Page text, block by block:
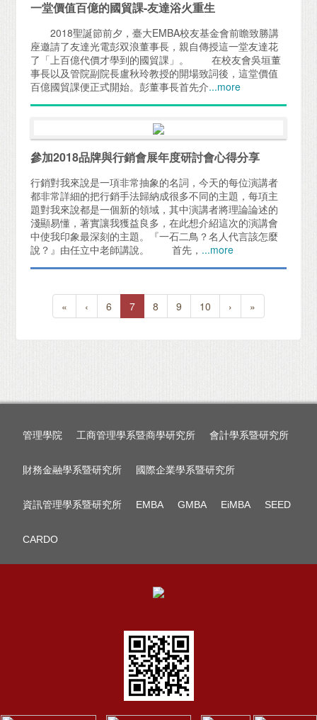
一堂價值百億的國貿課-友達浴火重生
2018聖誕節前夕，臺大EMBA校友基金會前瞻致勝講
座邀請了友達光電彭双浪董事長，親自傳授這一堂友達花
了「上百億代價才學到的國貿課」。 在校友會吳垣董
事長以及管院副院長盧秋玲教授的開場致詞後，這堂價值
百億國貿課便正式開始。彭董事長首先介...more
參加2018品牌與行銷會展年度研討會心得分享
行銷對我來說是一項非常抽象的名詞，今天的每位演講者
都非常詳細的把行銷手法歸納成很多不同的主題，每項主
題對我來說都是一個新的領域，其中演講者將理論論述的
淺顯易懂，著實讓我獲益良多，在此想介紹這次的演講會
中使我印象最深刻的主題。『一石二鳥？名人代言該怎麼
說？』由任立中老師講說。 首先， ...more
« ‹ 6 7 8 9 10 › »
管理學院 工商管理學系暨商學研究所 會計學系暨研究所
財務金融學系暨研究所 國際企業學系暨研究所
資訊管理學系暨研究所 EMBA GMBA EiMBA SEED
CARDO